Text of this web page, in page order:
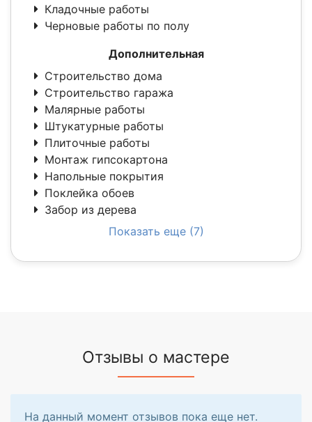
Кладочные работы
Черновые работы по полу
Дополнительная
Строительство дома
Строительство гаража
Малярные работы
Штукатурные работы
Плиточные работы
Монтаж гипсокартона
Напольные покрытия
Поклейка обоев
Забор из дерева
Показать еще (7)
Отзывы о мастере
На данный момент отзывов пока еще нет.